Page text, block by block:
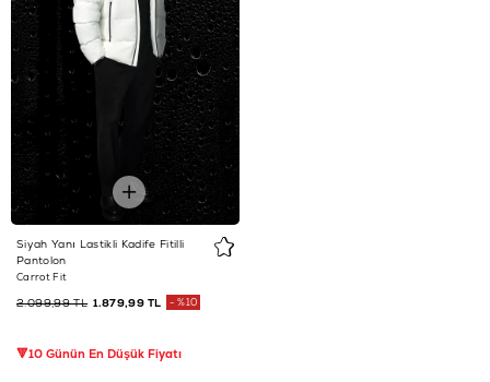
Siyah Yanı Lastikli Kadife Fitilli
Pantolon
Carrot Fit
1.879,99 TL
2.099,99 TL %10
🔻10 Günün En Düşük Fiyatı